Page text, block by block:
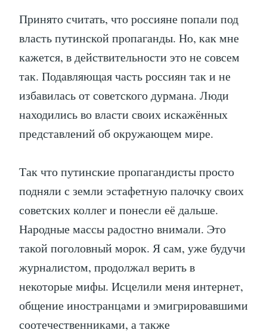
Принято считать, что россияне попали под
власть путинской пропаганды. Но, как мне
кажется, в действительности это не совсем
так. Подавляющая часть россиян так и не
избавилась от советского дурмана. Люди
находились во власти своих искажённых
представлений об окружающем мире.
Так что путинские пропагандисты просто
подняли с земли эстафетную палочку своих
советских коллег и понесли её дальше.
Народные массы радостно внимали. Это
такой поголовный морок. Я сам, уже будучи
журналистом, продолжал верить в
некоторые мифы. Исцелили меня интернет,
общение иностранцами и эмигрировавшими
соотечественниками, а также